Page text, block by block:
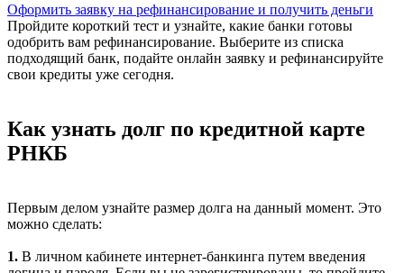
Оформить заявку на рефинансирование и получить деньги
Пройдите короткий тест и узнайте, какие банки готовы
одобрить вам рефинансирование. Выберите из списка
подходящий банк, подайте онлайн заявку и рефинансируйте
свои кредиты уже сегодня.
Как узнать долг по кредитной карте
РНКБ
Первым делом узнайте размер долга на данный момент. Это
можно сделать:
1. В личном кабинете интернет-банкинга путем введения